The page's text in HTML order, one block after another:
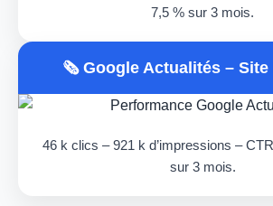
7,5 % sur 3 mois.
🗞️ Google Actualités – Site
46 k clics – 921 k d’impressions –
sur 3 mois.